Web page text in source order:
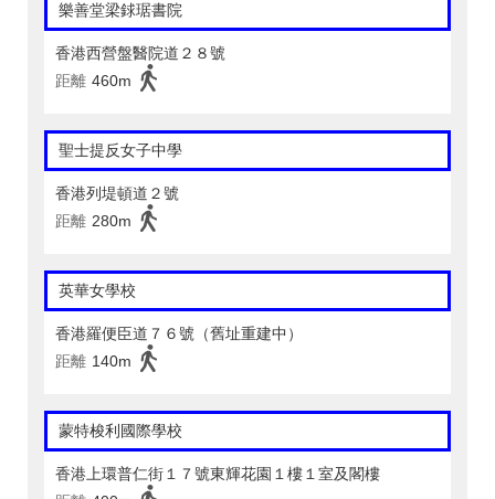
樂善堂梁銶琚書院
香港西營盤醫院道２８號
距離 460m
聖士提反女子中學
香港列堤頓道２號
距離 280m
英華女學校
香港羅便臣道７６號（舊址重建中）
距離 140m
蒙特梭利國際學校
香港上環普仁街１７號東輝花園１樓１室及閣樓